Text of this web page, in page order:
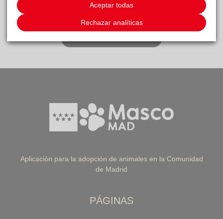
Este animal ha recibido 2 solicitudes de adopción
Aplicación para la adopción de animales en la Comunidad
de Madrid
PÁGINAS
Aceptar todas
Rechazar analíticas